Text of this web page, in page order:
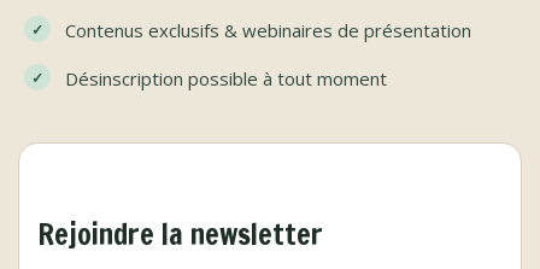
Contenus exclusifs & webinaires de présentation
Désinscription possible à tout moment
Rejoindre la newsletter